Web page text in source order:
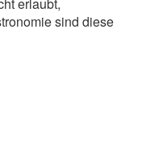
erlaubt,
sind diese